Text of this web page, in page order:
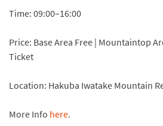
Time: 09:00–16:00
Price: Base Area Free | Mountaintop
Ticket
Location: Hakuba Iwatake Mountain
More Info here.